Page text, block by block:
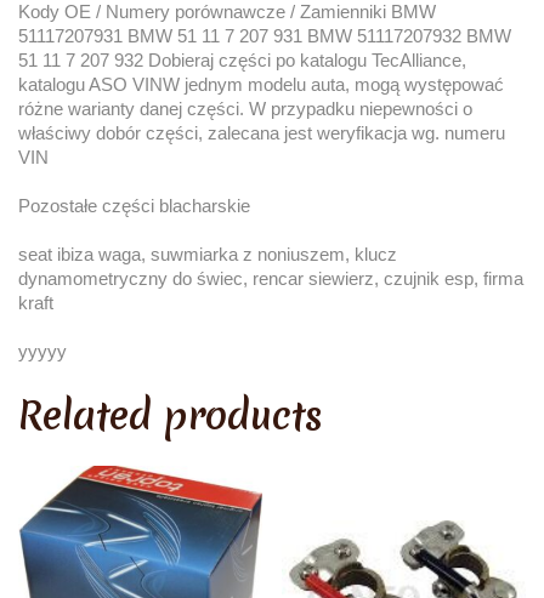
Kody OE / Numery porównawcze / Zamienniki BMW
51117207931 BMW 51 11 7 207 931 BMW 51117207932 BMW
51 11 7 207 932 Dobieraj części po katalogu TecAlliance,
katalogu ASO VINW jednym modelu auta, mogą występować
różne warianty danej części. W przypadku niepewności o
właściwy dobór części, zalecana jest weryfikacja wg. numeru
VIN
Pozostałe części blacharskie
seat ibiza waga, suwmiarka z noniuszem, klucz
dynamometryczny do świec, rencar siewierz, czujnik esp, firma
kraft
yyyyy
Related products